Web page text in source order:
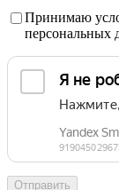
Принимаю
персональных